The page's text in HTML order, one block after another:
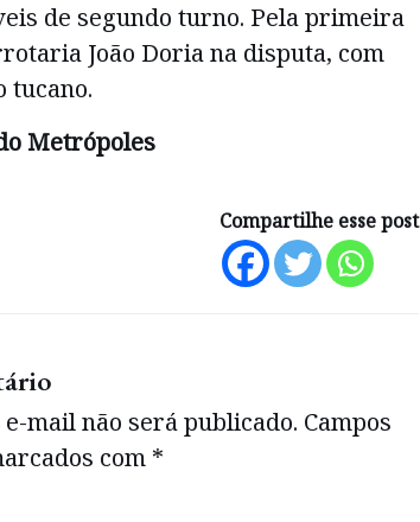
de segundo turno. Pela primeira
João Doria na disputa, com
tucano.
Metrópoles
Compartilhe esse post
mail não será publicado. Campos
com *